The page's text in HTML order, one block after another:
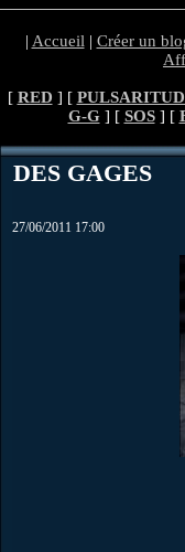
| Accueil | Créer un
[ RED ] [
G-G] [ SOS] [
DES GAGES
27/06/2011 17:00